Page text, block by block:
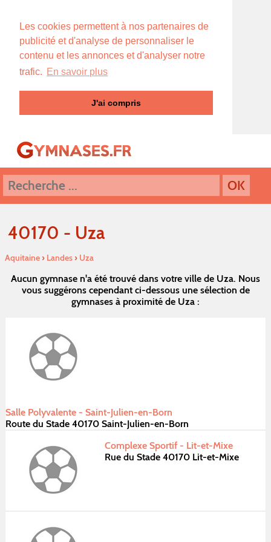
Les cookies permettent à nos partenaires de
publicité et d'analyse de personnaliser le
contenu et les annonces et d'analyser notre
trafic. En savoir plus
J'ai compris
40170 - Uza
Aquitaine› Landes› Uza
Aucun gymnase n'a été trouvé dans votre ville de Uza. Nous
vous suggérons cependant ci-dessous une sélection de
gymnases à proximité de Uza :
Salle Polyvalente - Saint-Julien-en-Born
Route du Stade 40170 Saint-Julien-en-Born
Complexe Sportif - Lit-et-Mixe
Rue du Stade 40170 Lit-et-Mixe